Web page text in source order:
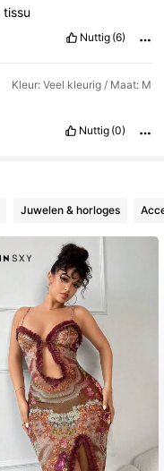
tissu
Nuttig (6)
Kleur: Veel kleurig / Maat: M
Nuttig (0)
Juwelen & horloges